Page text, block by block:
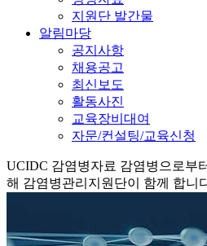
지원단 발간물
알림마당
공지사항
채용공고
최신보도
활동사진
교육장비대여
자문/컨설팅/교육신청
UCIDC 감염병자료 감염병으로부
해 감염병관리지원단이 함께 합니